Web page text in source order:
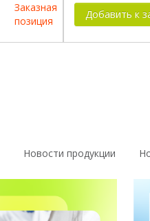
Заказная
позиция
Добавить к
Новости продукции